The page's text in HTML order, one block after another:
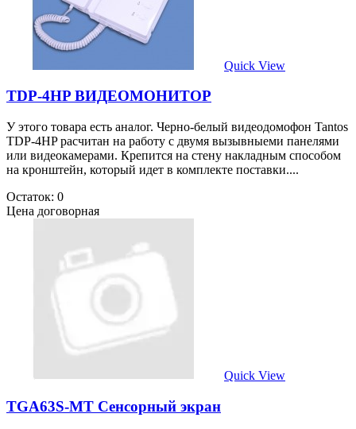
Quick View
TDP-4HP ВИДЕОМОНИТОР
У этого товара есть аналог. Черно-белый видеодомофон Tantos
TDP-4HP расчитан на работу с двумя вызывныеми панелями
или видеокамерами. Крепится на стену накладным способом
на кронштейн, который идет в комплекте поставки....
Остаток: 0
Цена договорная
Quick View
TGA63S-MT Сенсорный экран